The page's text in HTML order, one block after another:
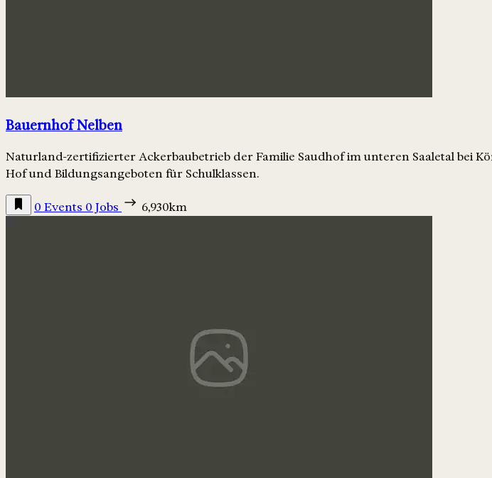
Bauernhof Nelben
Naturland-zertifizierter Ackerbaubetrieb der Familie Saudhof im unteren Saaletal bei
Hof und Bildungsangeboten für Schulklassen.
0 Events 0 Jobs 6,930km